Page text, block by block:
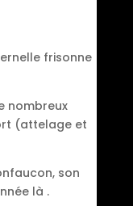
frisonne
nombreux
(attelage et
son
là .